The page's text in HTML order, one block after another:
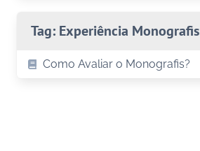
Tag: Experiência Monografis
Como Avaliar o Monografis?